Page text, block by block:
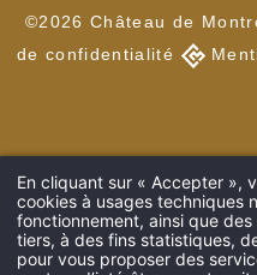
©2026 Château de
de confidentialité
En cliquant sur « Accepter »,
cookies à usages techniques
fonctionnement, ainsi que
tiers, à des fins statistiques,
pour vous proposer des